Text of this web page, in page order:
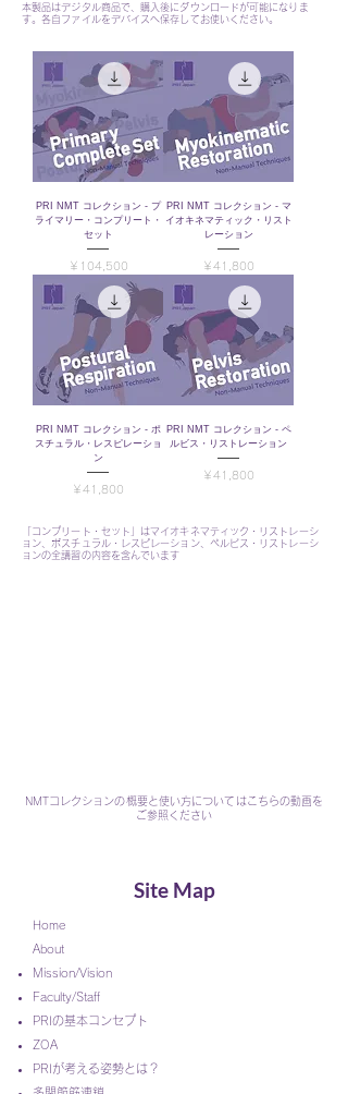
本製品はデジタル商品で、購入後にダウンロードが可能になりま
す。各自ファイルをデバイスへ保存してお使いください。
PRI NMT コレクション - プ
ライマリー・コンプリート・
セット
価格
￥104,500
PRI NMT コレクション - マ
イオキネマティック・リスト
レーション
価格
￥41,800
PRI NMT コレクション - ポ
スチュラル・レスピレーショ
ン
価格
￥41,800
PRI NMT コレクション - ペ
ルビス・リストレーション
価格
￥41,800
「コンプリート・セット」はマイオキネマティック・リストレーシ
ョン、ポスチュラル・レスピレーション、ペルビス・リストレーシ
ョンの全講習の内容を含んでいます
NMTコレクションの概要と使い方についてはこちらの動画を
ご参照ください
Site Map
Home
About
Mission/Vision
Faculty/Staff
PRIの基本コンセプト
ZOA
PRIが考える姿勢とは？